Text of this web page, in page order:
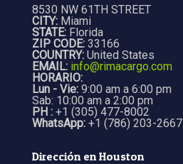
8530 NW 61TH STREET
CITY: Miami
STATE: Florida
ZIP CODE: 33166
COUNTRY: United States
EMAIL: info@rimacargo.com
HORARIO:
Lun - Vie: 9:00 am a 6:00 pm
Sab: 10:00 am a 2:00 pm
PH : +1 (305) 477-8002
WhatsApp: +1 (786) 203-2667
Dirección en Houston